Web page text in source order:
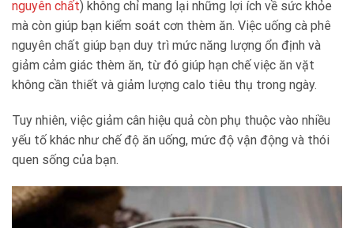
nguyên chất) không chỉ mang lại những lợi ích về sức khỏe
mà còn giúp bạn kiểm soát cơn thèm ăn. Việc uống cà phê
nguyên chất giúp bạn duy trì mức năng lượng ổn định và
giảm cảm giác thèm ăn, từ đó giúp hạn chế việc ăn vặt
không cần thiết và giảm lượng calo tiêu thụ trong ngày.
Tuy nhiên, việc giảm cân hiệu quả còn phụ thuộc vào nhiều
yếu tố khác như chế độ ăn uống, mức độ vận động và thói
quen sống của bạn.